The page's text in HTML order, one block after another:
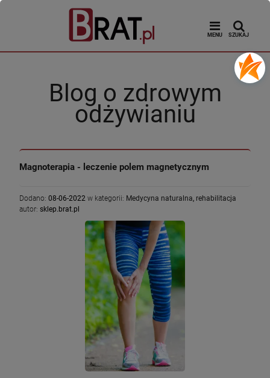
MENU SZUKAJ
Blog o zdrowym
odżywianiu
Magnoterapia - leczenie polem magnetycznym
Dodano: 08-06-2022 w kategorii: Medycyna naturalna, rehabilitacja
autor: sklep.brat.pl